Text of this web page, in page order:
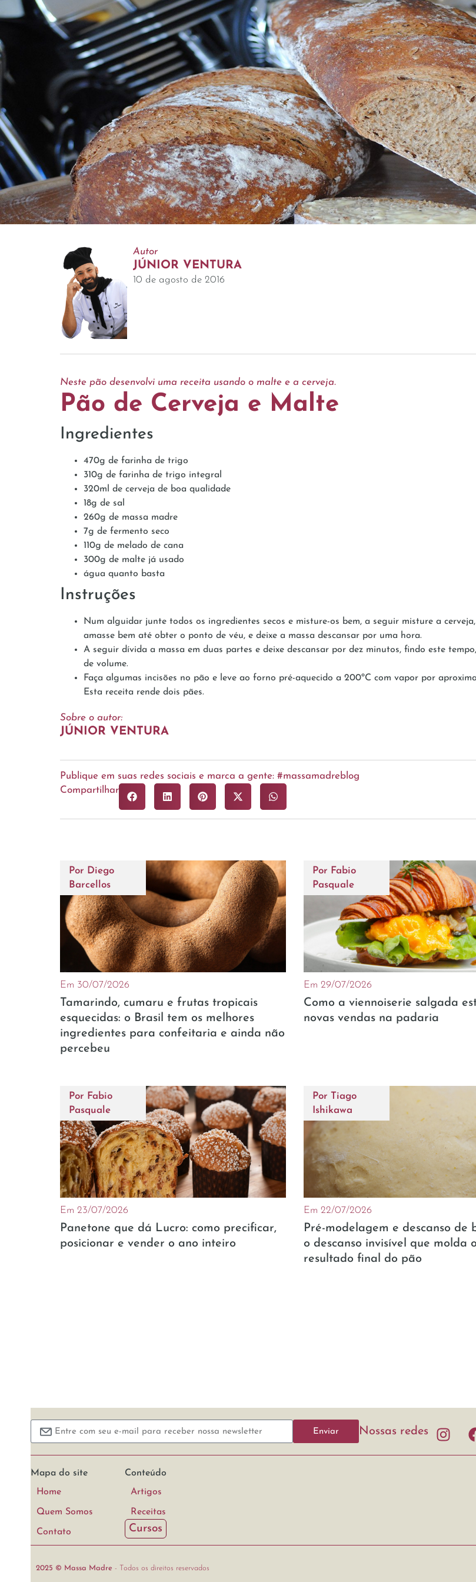
Autor
JÚNIOR VENTURA
10 de agosto de 2016
Neste pão desenvolvi uma receita usando o malte e a cerveja.
Pão de Cerveja e Malte
Ingredientes
470g de farinha de trigo
310g de farinha de trigo integral
320ml de cerveja de boa qualidade
18g de sal
260g de massa madre
7g de fermento seco
110g de melado de cana
300g de malte já usado
água quanto basta
Instruções
Num alguidar junte todos os ingredientes secos e misture-os bem, a seguir misture a
amasse bem até obter o ponto de véu, e deixe a massa descansar por uma hora.
A seguir dívida a massa em duas partes e deixe descansar por dez minutos, findo este
de volume.
Faça algumas incisões no pão e leve ao forno pré-aquecido a 200ºC com vapor por
Esta receita rende dois pães.
Sobre o autor:
JÚNIOR VENTURA
Publique em suas redes sociais e marca a gente: #massamadreblog
Compartilhar
Por Diego
Barcellos
Em 30/07/2026
Tamarindo, cumaru e frutas tropicais
esquecidas: o Brasil tem os melhores
ingredientes para confeitaria e ainda não
percebeu
Por Fabio
Pasquale
Em 29/07/2026
Como a viennoiserie salgada
novas vendas na padaria
Por Fabio
Pasquale
Em 23/07/2026
Panetone que dá Lucro: como precificar,
posicionar e vender o ano inteiro
Por Tiago
Ishikawa
Em 22/07/2026
Pré-modelagem e descanso de
o descanso invisível que molda o
resultado final do pão
Enviar Nossas redes
Mapa do site
Home
Quem Somos
Contato
Conteúdo
Artigos
Receitas
Cursos
2025 © Massa Madre - Todos os direitos reservados